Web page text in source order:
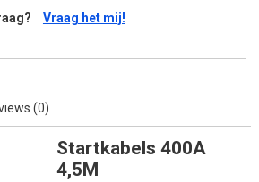
Vraag het mij!
(0)
Startkabels 400A
4,5M